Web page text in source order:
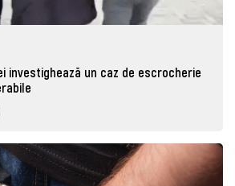
investighează un caz de escrocherie